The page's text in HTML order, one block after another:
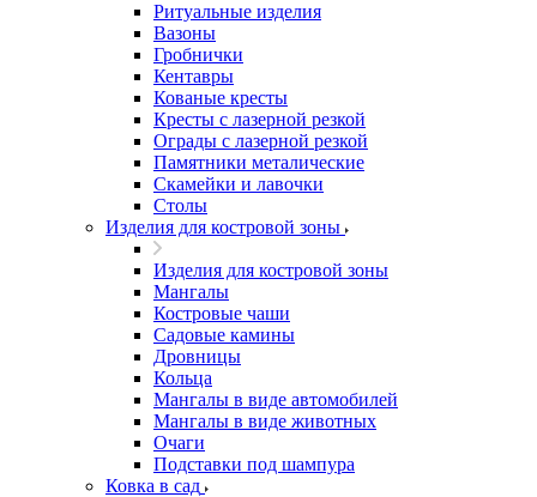
Ритуальные изделия
Вазоны
Гробнички
Кентавры
Кованые кресты
Кресты с лазерной резкой
Ограды с лазерной резкой
Памятники металические
Скамейки и лавочки
Столы
Изделия для костровой зоны
Изделия для костровой зоны
Мангалы
Костровые чаши
Садовые камины
Дровницы
Кольца
Мангалы в виде автомобилей
Мангалы в виде животных
Очаги
Подставки под шампура
Ковка в сад